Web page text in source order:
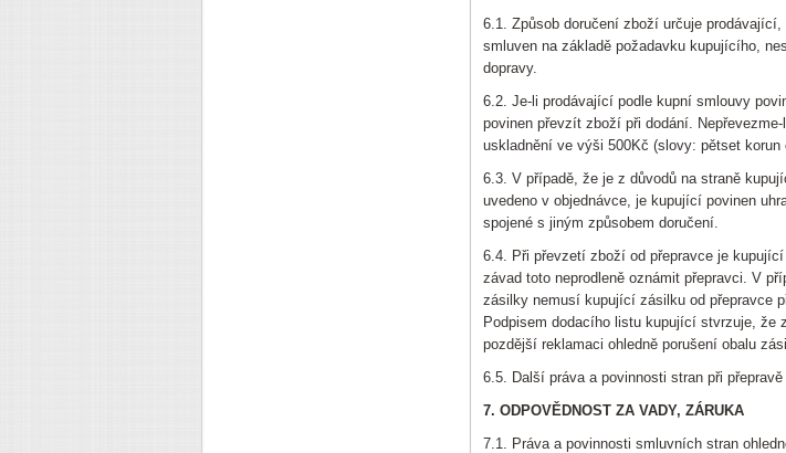
6.1. Způsob doručení zboží určuje
smluven na základě požadavku kupujícího,
dopravy.
6.2. Je-li prodávající podle kupní smlouvy
povinen převzít zboží při dodání.
uskladnění ve výši 500Kč (slovy: pětset
6.3. V případě, že je z důvodů na straně
uvedeno v objednávce, je kupující povinen
spojené s jiným způsobem doručení.
6.4. Při převzetí zboží od přepravce je
závad toto neprodleně oznámit přepravci. V
zásilky nemusí kupující zásilku od přepravce
Podpisem dodacího listu kupující stvrzuje, že
pozdější reklamaci ohledně porušení obalu
6.5. Další práva a povinnosti stran při
7. ODPOVĚDNOST ZA VADY, ZÁRUKA
7.1. Práva a povinnosti smluvních stran